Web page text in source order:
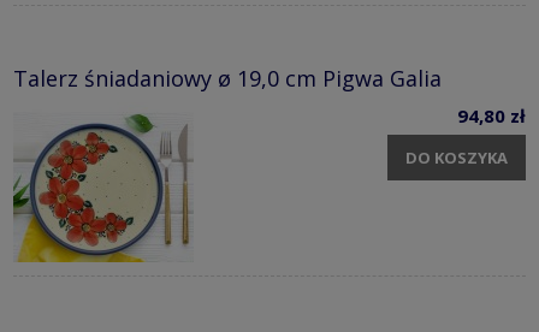
Talerz śniadaniowy ø 19,0 cm Pigwa Galia
94,80 zł
DO KOSZYKA